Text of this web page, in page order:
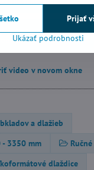
- súhlas s
cookie: Funkčné
video v novom okne
a dlažieb
3350 mm
dlaždice
Ukázať podrobnosti
Prijať